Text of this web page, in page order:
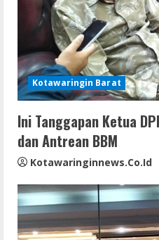
a
d
i
n
g
Kotawaringin Barat
Ini Tanggapan Ketua
dan Antrean BBM
Kotawaringinnews.co.id